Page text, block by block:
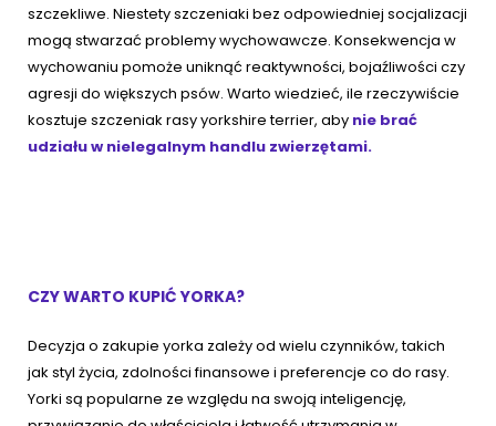
szczekliwe. Niestety szczeniaki bez odpowiedniej socjalizacji
mogą stwarzać problemy wychowawcze. Konsekwencja w
wychowaniu pomoże uniknąć reaktywności, bojaźliwości czy
agresji do większych psów. Warto wiedzieć, ile rzeczywiście
kosztuje szczeniak rasy yorkshire terrier, aby nie brać
udziału w nielegalnym handlu zwierzętami.
CZY WARTO KUPIĆ YORKA?
Decyzja o zakupie yorka zależy od wielu czynników, takich
jak styl życia, zdolności finansowe i preferencje co do rasy.
Yorki są popularne ze względu na swoją inteligencję,